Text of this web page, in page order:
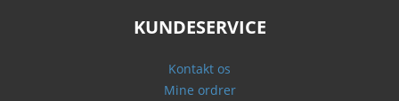
KUNDESERVICE
Kontakt os
Mine ordrer